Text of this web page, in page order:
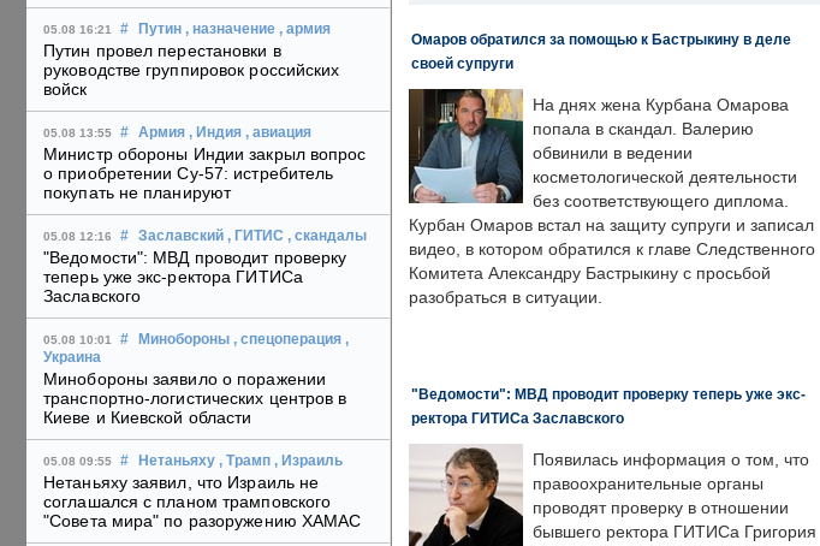
05.08 16:21 # Путин , назначение , армия
Путин провел перестановки в
руководстве группировок российских
войск
05.08 13:55 # Армия , Индия , авиация
Министр обороны Индии закрыл вопрос
о приобретении Су-57: истребитель
покупать не планируют
05.08 12:16 # Заславский , ГИТИС , скандалы
"Ведомости": МВД проводит проверку
теперь уже экс-ректора ГИТИСа
Заславского
05.08 10:01 # Минобороны , спецоперация ,
Украина
Минобороны заявило о поражении
транспортно-логистических центров в
Киеве и Киевской области
05.08 09:55 # Нетаньяху , Трамп , Израиль
Нетаньяху заявил, что Израиль не
соглашался с планом трамповского
"Совета мира" по разоружению ХАМАС
Омаров обратился за помощью к Бастрыкину в деле
своей супруги
На днях жена Курбана Омарова
попала в скандал. Валерию
обвинили в ведении
косметологической деятельности
без соответствующего диплома.
Курбан Омаров встал на защиту супруги и записал
видео, в котором обратился к главе Следственного
Комитета Александру Бастрыкину с просьбой
разобраться в ситуации.
"Ведомости": МВД проводит проверку теперь уже экс-
ректора ГИТИСа Заславского
Появилась информация о том, что
правоохранительные органы
проводят проверку в отношении
бывшего ректора ГИТИСа Григория